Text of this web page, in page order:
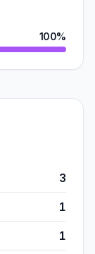
100%
3
1
1